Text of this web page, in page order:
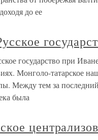
до ее
государство при
Монголо-татарское
Между тем за
была